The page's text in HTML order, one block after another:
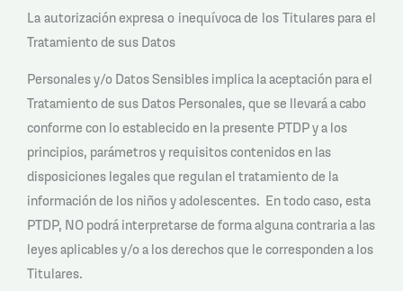
La autorización expresa o inequívoca de los Titulares para el
Tratamiento de sus Datos
Personales y/o Datos Sensibles implica la aceptación para el
Tratamiento de sus Datos Personales, que se llevará a cabo
conforme con lo establecido en la presente PTDP y a los
principios, parámetros y requisitos contenidos en las
disposiciones legales que regulan el tratamiento de la
información de los niños y adolescentes. En todo caso, esta
PTDP, NO podrá interpretarse de forma alguna contraria a las
leyes aplicables y/o a los derechos que le corresponden a los
Titulares.